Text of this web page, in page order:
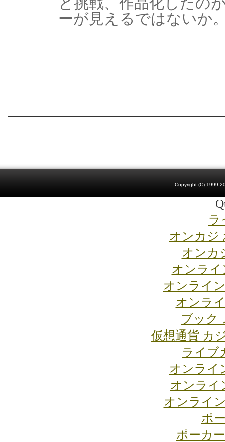
ーが見えるではないか
Copyright (C) 1999-
ラ
オンカジ
オンカ
オンラ
オンライ
オンラ
ブック
仮想通貨 カ
ライブ
オンライ
オンライ
オンライ
ポ
ポーカ